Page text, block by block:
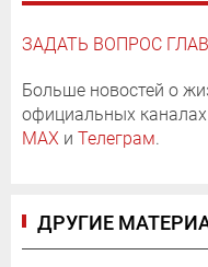
ЗАДАТЬ ВОПРОС
Больше новостей о
официальных
MAX и Телеграм.
ДРУГИЕ